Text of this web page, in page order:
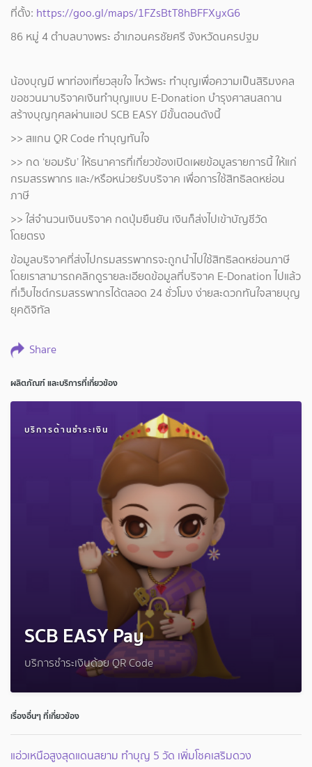
ที่ตั้ง: https://goo.gl/maps/1FZsBtT8hBFFXyxG6
86 หมู่ 4 ตำบลบางพระ อำเภอนครชัยศรี จังหวัดนครปฐม
น้องบุญมี พาท่องเที่ยวสุขใจ ไหว้พระ ทำบุญเพื่อความเป็นสิริมงคล
ขอชวนมาบริจาคเงินทำบุญแบบ E-Donation บำรุงศาสนสถาน
สร้างบุญกุศลผ่านแอป SCB EASY มีขั้นตอนดังนี้
>> สแกน QR Code ทำบุญทันใจ
>> กด ‘ยอมรับ’ ให้ธนาคารที่เกี่ยวข้องเปิดเผยข้อมูลรายการนี้ ให้แก่
กรมสรรพากร และ/หรือหน่วยรับบริจาค เพื่อการใช้สิทธิลดหย่อน
ภาษี
>> ใส่จำนวนเงินบริจาค กดปุ่มยืนยัน เงินก็ส่งไปเข้าบัญชีวัด
โดยตรง
ข้อมูลบริจาคที่ส่งไปกรมสรรพากรจะถูกนำไปใช้สิทธิลดหย่อนภาษี
โดยเราสามารถคลิกดูรายละเอียดข้อมูลที่บริจาค E-Donation ไปแล้ว
ที่เว็บไซต์กรมสรรพากรได้ตลอด 24 ชั่วโมง ง่ายสะดวกทันใจสายบุญ
ยุคดิจิทัล
Share
ผลิตภัณฑ์ และบริการที่เกี่ยวข้อง
บริการด้านชำระเงิน
SCB EASY Pay
บริการชำระเงินด้วย QR Code
เรื่องอื่นๆ ที่เกี่ยวข้อง
แอ่วเหนือสูงสุดแดนสยาม ทำบุญ 5 วัด เพิ่มโชคเสริมดวง